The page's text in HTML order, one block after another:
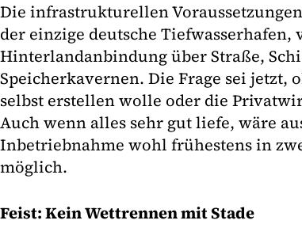
Die infrastrukturellen
der einzige deutsche Tiefwasserhafen,
Hinterlandanbindung über Straße,
Speicherkavernen. Die Frage sei
selbst erstellen wolle oder die
Auch wenn alles sehr gut liefe, wäre
Inbetriebnahme wohl frühestens in
möglich.
Feist: Kein Wettrennen mit Stade